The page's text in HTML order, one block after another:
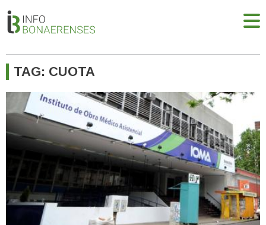
TAG: CUOTA